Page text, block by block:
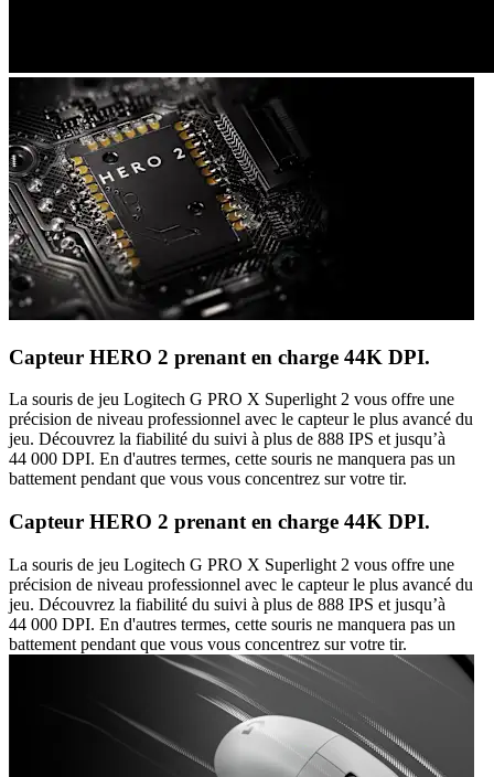
Capteur HERO 2 prenant en charge 44K DPI.
La souris de jeu Logitech G PRO X Superlight 2 vous offre une
précision de niveau professionnel avec le capteur le plus avancé du
jeu. Découvrez la fiabilité du suivi à plus de 888 IPS et jusqu’à
44 000 DPI. En d'autres termes, cette souris ne manquera pas un
battement pendant que vous vous concentrez sur votre tir.
Capteur HERO 2 prenant en charge 44K DPI.
La souris de jeu Logitech G PRO X Superlight 2 vous offre une
précision de niveau professionnel avec le capteur le plus avancé du
jeu. Découvrez la fiabilité du suivi à plus de 888 IPS et jusqu’à
44 000 DPI. En d'autres termes, cette souris ne manquera pas un
battement pendant que vous vous concentrez sur votre tir.